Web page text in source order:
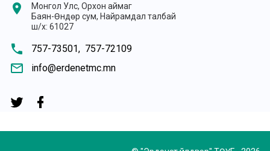
location_on
Монгол Улс, Орхон аймаг
Баян-Өндөр сум, Найрамдал талбай
ш/х: 61027
phone 757-73501, 757-72109
mail_outline info@erdenetmc.mn